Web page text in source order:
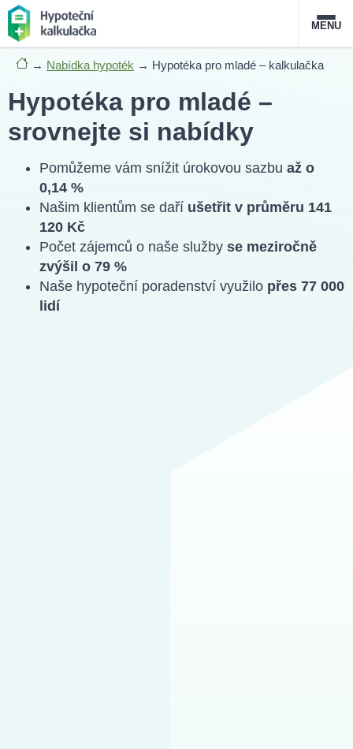
Nabídka hypoték
Magazín
Průvodce hypotékami
O služběFAQSlovník pojmů
MENU
→ Nabídka hypoték → Hypotéka pro mladé – kalkulačka
Hypotéka pro mladé –
srovnejte si nabídky
Pomůžeme vám snížit úrokovou sazbu až o
0,14 %
Našim klientům se daří ušetřit v průměru 141
120 Kč
Počet zájemců o naše služby se meziročně
zvýšil o 79 %
Naše hypoteční poradenství využilo přes 77 000
lidí